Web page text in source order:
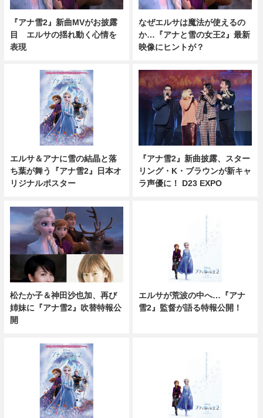
『アナ雪2』新曲MVがお披露
目 エルサの揺れ動く心情を
表現
なぜエルサは魔法が使えるの
か…『アナと雪の女王2』最新
映像にヒントが？
エルサ＆アナに雪の結晶と落
ち葉が舞う『アナ雪2』日本オ
リジナルポスター
『アナ雪2』新曲披露、スター
リング・K・ブラウンが新キャ
ラ声優に！ D23 EXPO
松たか子＆神田沙也加、再び
姉妹に『アナ雪2』吹替特報公
開
エルサが荒波の中へ…『アナ
雪2』監督が語る特報公開！